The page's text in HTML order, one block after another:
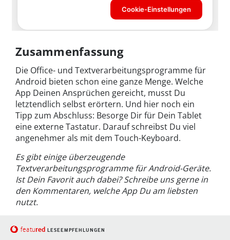
Zusammenfassung
Die Office- und Textverarbeitungsprogramme für
Android bieten schon eine ganze Menge. Welche
App Deinen Ansprüchen gereicht, musst Du
letztendlich selbst erörtern. Und hier noch ein
Tipp zum Abschluss: Besorge Dir für Dein Tablet
eine externe Tastatur. Darauf schreibst Du viel
angenehmer als mit dem Touch-Keyboard.
Es gibt einige überzeugende
Textverarbeitungsprogramme für Android-Geräte.
Ist Dein Favorit auch dabei? Schreibe uns gerne in
den Kommentaren, welche App Du am liebsten
nutzt.
featured LESEEMPFEHLUNGEN